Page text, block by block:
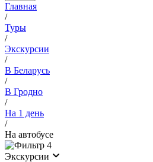
Главная
/
Туры
/
Экскурсии
/
В Беларусь
/
В Гродно
/
На 1 день
/
На автобусе
4
Экскурсии